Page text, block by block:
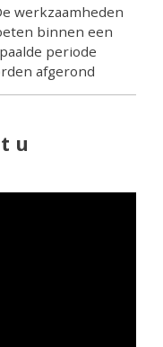
werkzaamheden
binnen een
periode
afgerond
u